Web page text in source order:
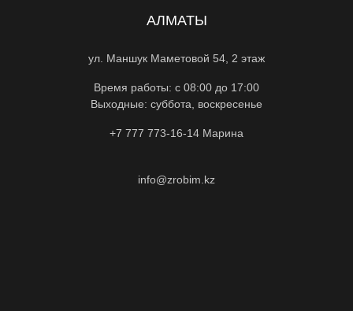
АЛМАТЫ
ул. Маншук Маметовой 54, 2 этаж
Время работы: с 08:00 до 17:00
Выходные: суббота, воскресенье
+7 777 773-16-14 Марина
info@zrobim.kz